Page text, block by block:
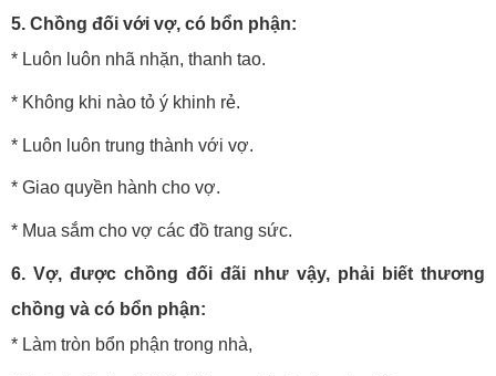
5. Chồng đối với vợ, có bổn phận:
* Luôn luôn nhã nhặn, thanh tao.
* Không khi nào tỏ ý khinh rẻ.
* Luôn luôn trung thành với vợ.
* Giao quyền hành cho vợ.
* Mua sắm cho vợ các đồ trang sức.
6. Vợ, được chồng đối đãi như vậy, phải biết thương
chồng và có bổn phận:
* Làm tròn bổn phận trong nhà,